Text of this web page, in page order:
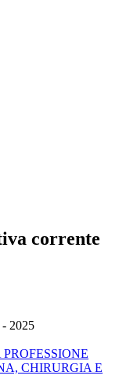
corrente
- 2025
CHIRURGIA E